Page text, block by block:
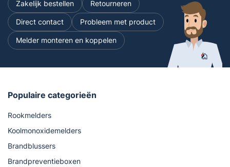
Zakelijk bestellen Retourneren
Direct contact Probleem met product
Melder monteren en koppelen
Populaire categorieën
Rookmelders
Koolmonoxidemelders
Brandblussers
Brandpreventieboxen